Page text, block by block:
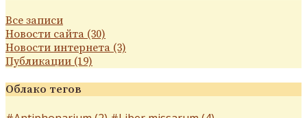
Все записи
Новости сайта (30)
Новости интернета (3)
Публикации (19)
Облако тегов